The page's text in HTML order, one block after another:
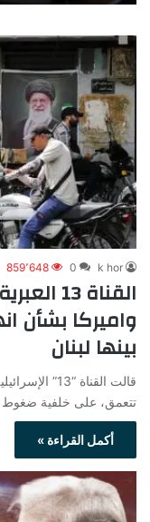
k hor
0 859٬648
القناة
بينها لبنان
قالت القناة
تتعمق، على خلفية ضغوط
أكمل القراءة »